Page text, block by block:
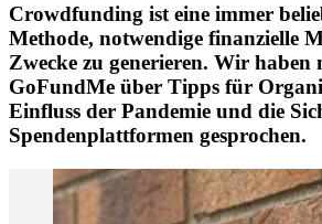
Crowdfunding ist eine immer
Methode, notwendige finanzielle
Zwecke zu generieren. Wir
GoFundMe über Tipps für
Einfluss der Pandemie und die
Spendenplattformen gesprochen.